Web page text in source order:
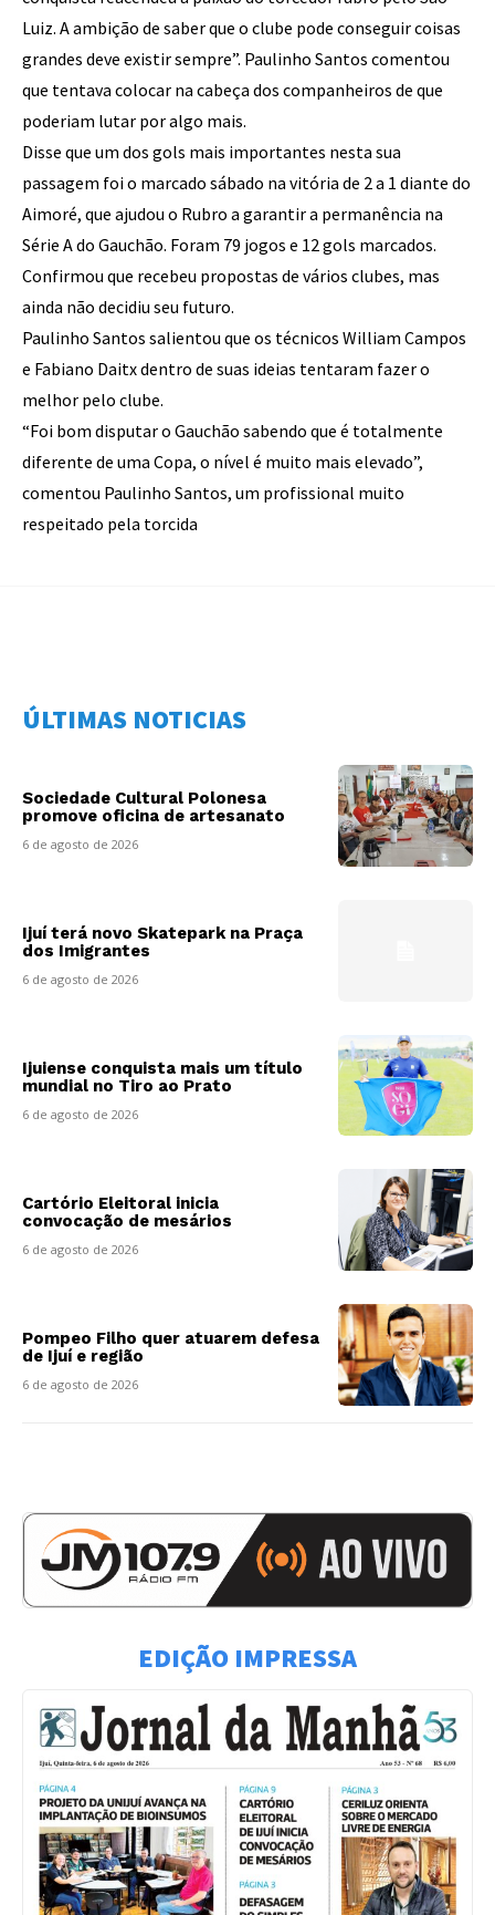
Luiz. A ambição de saber que o clube pode conseguir coisas
grandes deve existir sempre”. Paulinho Santos comentou
que tentava colocar na cabeça dos companheiros de que
poderiam lutar por algo mais.
Disse que um dos gols mais importantes nesta sua
passagem foi o marcado sábado na vitória de 2 a 1 diante do
Aimoré, que ajudou o Rubro a garantir a permanência na
Série A do Gauchão. Foram 79 jogos e 12 gols marcados.
Confirmou que recebeu propostas de vários clubes, mas
ainda não decidiu seu futuro.
Paulinho Santos salientou que os técnicos William Campos
e Fabiano Daitx dentro de suas ideias tentaram fazer o
melhor pelo clube.
“Foi bom disputar o Gauchão sabendo que é totalmente
diferente de uma Copa, o nível é muito mais elevado”,
comentou Paulinho Santos, um profissional muito
respeitado pela torcida
ÚLTIMAS NOTICIAS
Sociedade Cultural Polonesa
promove oficina de artesanato
6 de agosto de 2026
Ijuí terá novo Skatepark na Praça
dos Imigrantes
6 de agosto de 2026
Ijuiense conquista mais um título
mundial no Tiro ao Prato
6 de agosto de 2026
Cartório Eleitoral inicia
convocação de mesários
6 de agosto de 2026
Pompeo Filho quer atuarem defesa
de Ijuí e região
6 de agosto de 2026
EDIÇÃO IMPRESSA